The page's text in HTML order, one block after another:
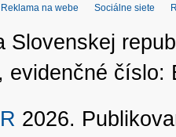
Reklama na webe Sociálne siete
Slovenskej
evidenčné číslo:
2026.